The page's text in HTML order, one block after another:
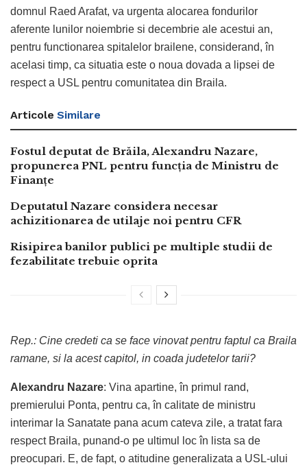
domnul Raed Arafat, va urgenta alocarea fondurilor
aferente lunilor noiembrie si decembrie ale acestui an,
pentru functionarea spitalelor brailene, considerand, în
acelasi timp, ca situatia este o noua dovada a lipsei de
respect a USL pentru comunitatea din Braila.
Articole Similare
Fostul deputat de Brăila, Alexandru Nazare,
propunerea PNL pentru funcția de Ministru de
Finanțe
Deputatul Nazare considera necesar
achizitionarea de utilaje noi pentru CFR
Risipirea banilor publici pe multiple studii de
fezabilitate trebuie oprita
Rep.: Cine credeti ca se face vinovat pentru faptul ca Braila
ramane, si la acest capitol, in coada judetelor tarii?
Alexandru Nazare: Vina apartine, în primul rand,
premierului Ponta, pentru ca, în calitate de ministru
interimar la Sanatate pana acum cateva zile, a tratat fara
respect Braila, punand-o pe ultimul loc în lista sa de
preocupari. E, de fapt, o atitudine generalizata a USL-ului